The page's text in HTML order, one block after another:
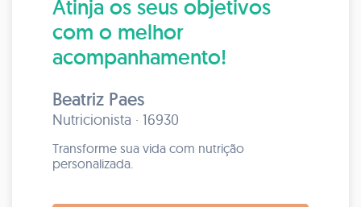
Atinja os seus objetivos
com o melhor
acompanhamento!
Beatriz Paes
Nutricionista · 16930
Transforme sua vida com nutrição
personalizada.